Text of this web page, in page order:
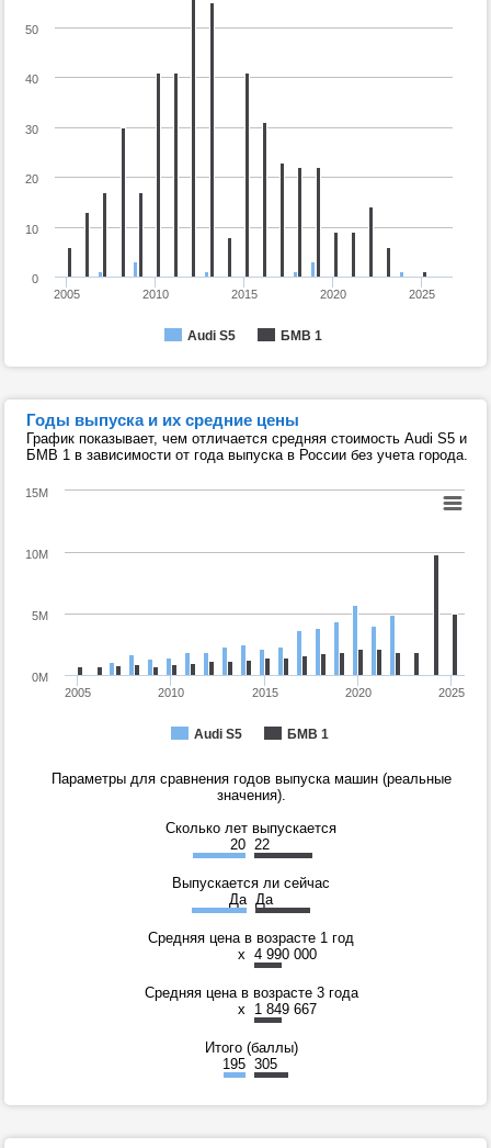
Audi S5 БМВ 1
2005 2010 2015 2020 2025
0
10
20
30
40
50
Годы выпуска и их средние цены
График показывает, чем отличается средняя стоимость Audi S5 и
БМВ 1 в зависимости от года выпуска в России без учета города.
Audi S5 БМВ 1
2005 2010 2015 2020 2025
0M
5M
10M
15M
Параметры для сравнения годов выпуска машин (реальные
значения).
Сколько лет выпускается
20 22
Выпускается ли сейчас
Да Да
Средняя цена в возрасте 1 год
x 4 990 000
Средняя цена в возрасте 3 года
x 1 849 667
Итого (баллы)
195 305